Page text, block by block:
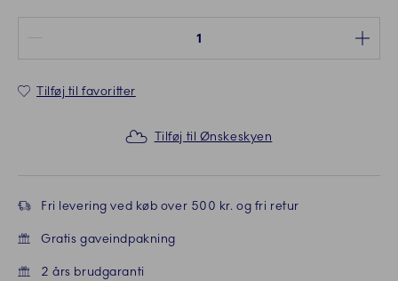
Tilføj til favoritter
Tilføj til Ønskeskyen
Fri levering ved køb over 500 kr. og fri retur
Gratis gaveindpakning
2 års brudgaranti